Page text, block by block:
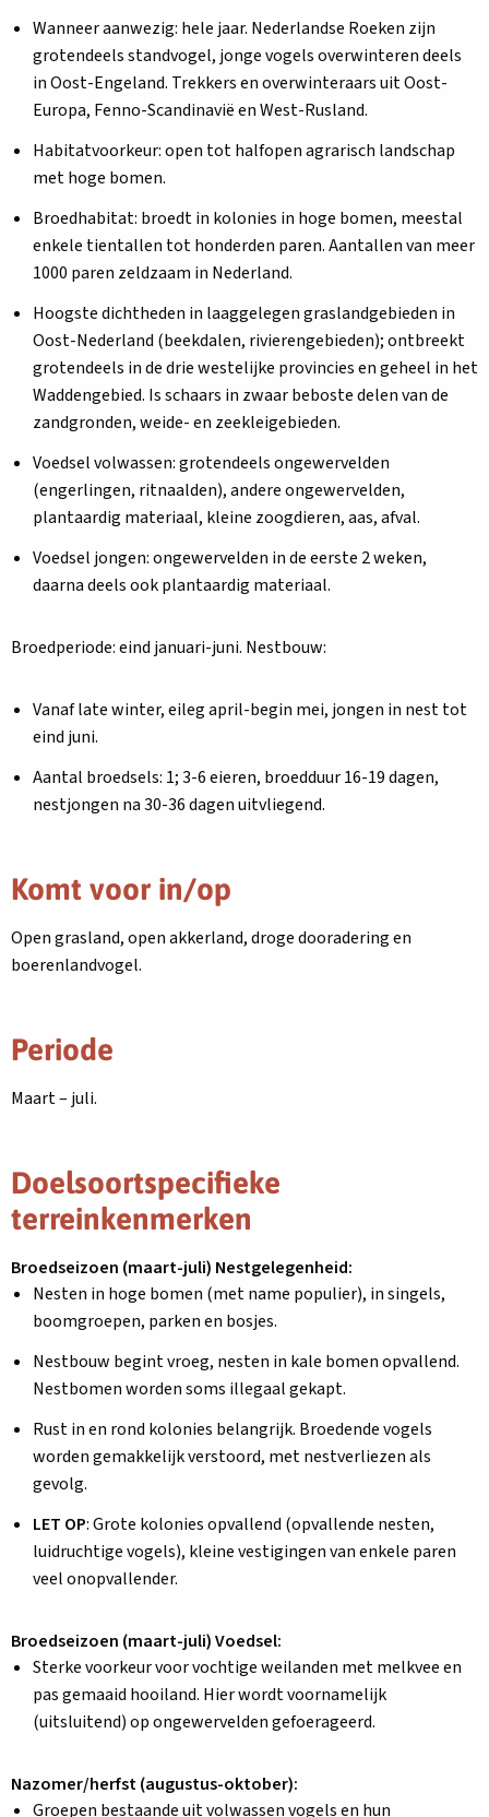
Wanneer aanwezig: hele jaar. Nederlandse Roeken zijn
grotendeels standvogel, jonge vogels overwinteren deels
in Oost-Engeland. Trekkers en overwinteraars uit Oost-
Europa, Fenno-Scandinavië en West-Rusland.
Habitatvoorkeur: open tot halfopen agrarisch landschap
met hoge bomen.
Broedhabitat: broedt in kolonies in hoge bomen, meestal
enkele tientallen tot honderden paren. Aantallen van meer
1000 paren zeldzaam in Nederland.
Hoogste dichtheden in laaggelegen graslandgebieden in
Oost-Nederland (beekdalen, rivierengebieden); ontbreekt
grotendeels in de drie westelijke provincies en geheel in het
Waddengebied. Is schaars in zwaar beboste delen van de
zandgronden, weide- en zeekleigebieden.
Voedsel volwassen: grotendeels ongewervelden
(engerlingen, ritnaalden), andere ongewervelden,
plantaardig materiaal, kleine zoogdieren, aas, afval.
Voedsel jongen: ongewervelden in de eerste 2 weken,
daarna deels ook plantaardig materiaal.
Broedperiode: eind januari-juni. Nestbouw:
Vanaf late winter, eileg april-begin mei, jongen in nest tot
eind juni.
Aantal broedsels: 1; 3-6 eieren, broedduur 16-19 dagen,
nestjongen na 30-36 dagen uitvliegend.
Komt voor in/op
Open grasland, open akkerland, droge dooradering en
boerenlandvogel.
Periode
Maart – juli.
Doelsoortspecifieke
terreinkenmerken
Broedseizoen (maart-juli) Nestgelegenheid:
Nesten in hoge bomen (met name populier), in singels,
boomgroepen, parken en bosjes.
Nestbouw begint vroeg, nesten in kale bomen opvallend.
Nestbomen worden soms illegaal gekapt.
Rust in en rond kolonies belangrijk. Broedende vogels
worden gemakkelijk verstoord, met nestverliezen als
gevolg.
LET OP: Grote kolonies opvallend (opvallende nesten,
luidruchtige vogels), kleine vestigingen van enkele paren
veel onopvallender.
Broedseizoen (maart-juli) Voedsel:
Sterke voorkeur voor vochtige weilanden met melkvee en
pas gemaaid hooiland. Hier wordt voornamelijk
(uitsluitend) op ongewervelden gefoerageerd.
Nazomer/herfst (augustus-oktober):
Groepen bestaande uit volwassen vogels en hun